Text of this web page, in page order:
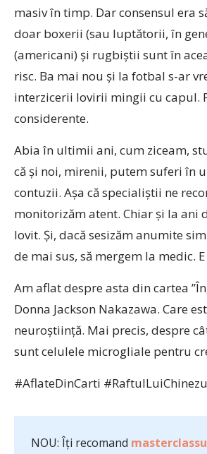
masiv în timp. Dar consensul era
doar boxerii (sau luptătorii, în
(americani) și rugbiștii sunt în
risc. Ba mai nou și la fotbal s-ar
interzicerii lovirii mingii cu capul.
considerente.
Abia în ultimii ani, cum ziceam,
că și noi, mirenii, putem suferi în
contuzii. Așa că specialiștii ne
monitorizăm atent. Chiar și la ani
lovit. Și, dacă sesizăm anumite
de mai sus, să mergem la medic.
Am aflat despre asta din cartea
Donna Jackson Nakazawa. Care
neuroștiință. Mai precis, despre
sunt celulele microgliale pentru
#AflateDinCarti #RaftulLuiChinezu
NOU: Îți recomand